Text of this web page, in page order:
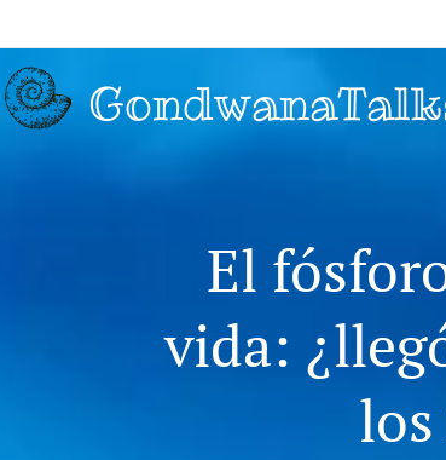
El
vida: